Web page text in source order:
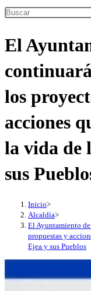
Buscar
esta
El
los
acciones
la vida de
sus
Inicio>
Alcaldía>
El Ayuntamiento
propuestas y
Ejea y sus Pueblos